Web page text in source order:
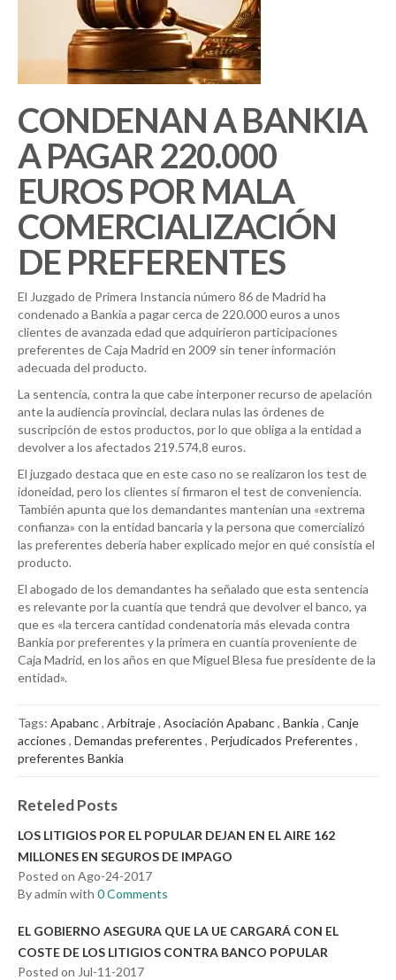
CONDENAN A BANKIA
A PAGAR 220.000
EUROS POR MALA
COMERCIALIZACIÓN
DE PREFERENTES
El Juzgado de Primera Instancia número 86 de Madrid ha
condenado a Bankia a pagar cerca de 220.000 euros a unos
clientes de avanzada edad que adquirieron participaciones
preferentes de Caja Madrid en 2009 sin tener información
adecuada del producto.
La sentencia, contra la que cabe interponer recurso de apelación
ante la audiencia provincial, declara nulas las órdenes de
suscripción de estos productos, por lo que obliga a la entidad a
devolver a los afectados 219.574,8 euros.
El juzgado destaca que en este caso no se realizaron los test de
idoneidad, pero los clientes sí firmaron el test de conveniencia.
También apunta que los demandantes mantenían una «extrema
confianza» con la entidad bancaria y la persona que comercializó
las preferentes debería haber explicado mejor en qué consistía el
producto.
El abogado de los demandantes ha señalado que esta sentencia
es relevante por la cuantía que tendrá que devolver el banco, ya
que es «la tercera cantidad condenatoria más elevada contra
Bankia por preferentes y la primera en cuantía proveniente de
Caja Madrid, en los años en que Miguel Blesa fue presidente de la
entidad».
Tags: Apabanc, Arbitraje, Asociación Apabanc, Bankia , Canje
acciones , Demandas preferentes , Perjudicados Preferentes ,
preferentes Bankia
Reteled Posts
LOS LITIGIOS POR EL POPULAR DEJAN EN EL AIRE 162
MILLONES EN SEGUROS DE IMPAGO
Posted on Ago-24-2017
By admin with 0 Comments
EL GOBIERNO ASEGURA QUE LA UE CARGARÁ CON EL
COSTE DE LOS LITIGIOS CONTRA BANCO POPULAR
Posted on Jul-11-2017